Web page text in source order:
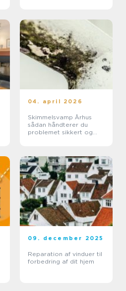
04. april 2026
Skimmelsvamp Århus
sådan håndterer du
problemet sikkert og
09. december 2025
Reparation af vinduer til
forbedring af dit hjem